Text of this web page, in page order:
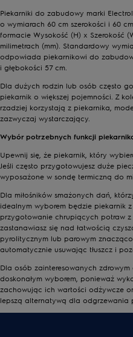
Piekarniki do zabudowy marki
o wymiarach 60 cm szerokości i 60
formacie Wysokość (H) x Szerokość
milimetrach (mm). Standardowy
odpowiada piekarnikowi do
i głębokości 57 cm.
Dla dużych rodzin lub osób często
piekarnik o większej pojemności. Z
rzadziej korzystają z piekarnika,
zazwyczaj wystarczający.
Wybór potrzebnych funkcji
Upewnij się, że piekarnik, który
Jeśli często przygotowujesz duże
wyposażone w sondę termiczną do
Dla miłośników smażonych dań,
idealnym wyborem będzie piekarnik
przygotowanie chrupiących potraw z
zastanawiasz się nad łatwością
pyrolitycznym lub parowym
automatycznie usuwając tłuszcz i
Dla osób zainteresowanych
doskonałym wyborem, ponieważ
zachowując ich wartości odżywcze
lepszą alternatywą dla odgrzewania